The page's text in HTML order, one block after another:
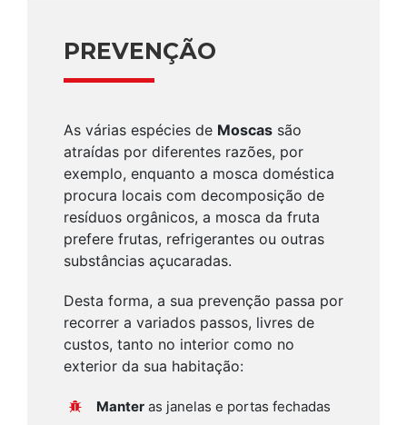
PREVENÇÃO
As várias espécies de Moscas são
atraídas por diferentes razões, por
exemplo, enquanto a mosca doméstica
procura locais com decomposição de
resíduos orgânicos, a mosca da fruta
prefere frutas, refrigerantes ou outras
substâncias açucaradas.
Desta forma, a sua prevenção passa por
recorrer a variados passos, livres de
custos, tanto no interior como no
exterior da sua habitação:
Manter as janelas e portas fechadas